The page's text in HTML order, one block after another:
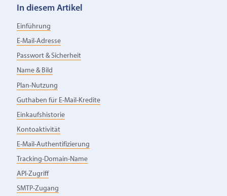
In diesem Artikel
Einführung
E-Mail-Adresse
Passwort & Sicherheit
Name & Bild
Plan-Nutzung
Guthaben für E-Mail-Kredite
Einkaufshistorie
Kontoaktivität
E-Mail-Authentifizierung
Tracking-Domain-Name
API-Zugriff
SMTP-Zugang